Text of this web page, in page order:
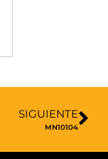
SIGUIENTE
MN10104